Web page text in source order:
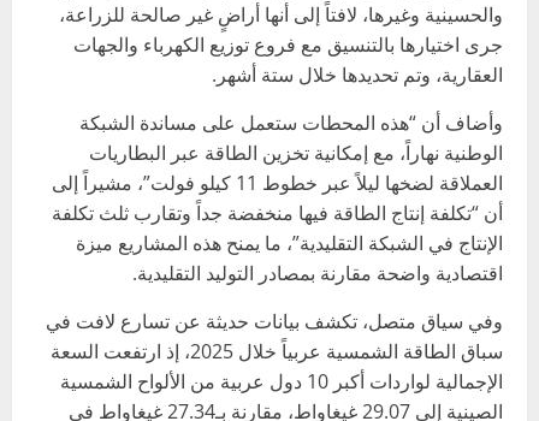
والحسينية وغيرها، لافتاً إلى أنها أراضٍ غير صالحة للزراعة،
جرى اختيارها بالتنسيق مع فروع توزيع الكهرباء والجهات
العقارية، وتم تحديدها خلال ستة أشهر.
وأضاف أن “هذه المحطات ستعمل على مساندة الشبكة
الوطنية نهاراً، مع إمكانية تخزين الطاقة عبر البطاريات
العملاقة لضخها ليلاً عبر خطوط 11 كيلو فولت”، مشيراً إلى
أن “تكلفة إنتاج الطاقة فيها منخفضة جداً وتقارب ثلث تكلفة
الإنتاج في الشبكة التقليدية”، ما يمنح هذه المشاريع ميزة
اقتصادية واضحة مقارنة بمصادر التوليد التقليدية.
وفي سياق متصل، تكشف بيانات حديثة عن تسارع لافت في
سباق الطاقة الشمسية عربياً خلال 2025، إذ ارتفعت السعة
الإجمالية لواردات أكبر 10 دول عربية من الألواح الشمسية
الصينية إلى 29.07 غيغاواط، مقارنة بـ27.34 غيغاواط في